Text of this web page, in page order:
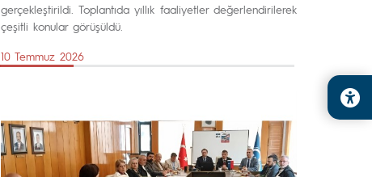
gerçekleştirildi. Toplantıda yıllık faaliyetler değerlendirilerek
çeşitli konular görüşüldü.
10 Temmuz 2026